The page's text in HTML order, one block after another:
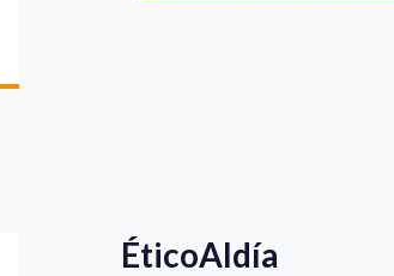
ÉticoAldía